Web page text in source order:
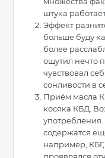
штука
Эффект
больше буду
более
ощутил нечто
чувствовал
сонливости в
Приём масла
косяка КБД.
содержатся
например,